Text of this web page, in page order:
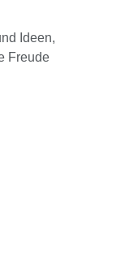
Ideen,
Freude